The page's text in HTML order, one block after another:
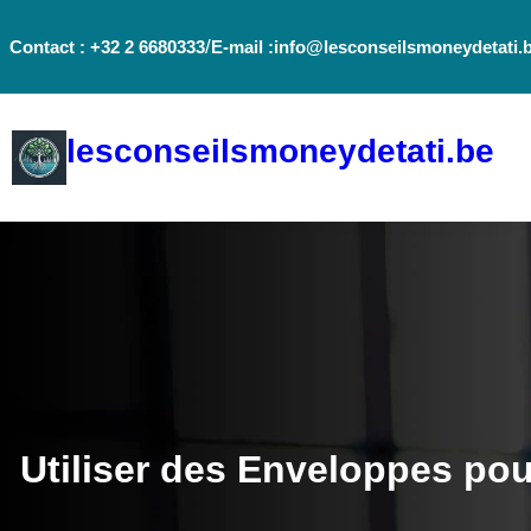
auContact : +32 2 6680333/E-mail
lesconseilsmoneydetati.be
Utiliser des Enveloppes